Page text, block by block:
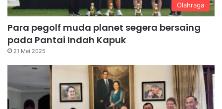
Olahraga
Para pegolf muda planet segera bersaing
pada Pantai Indah Kapuk
21 Mei 2025